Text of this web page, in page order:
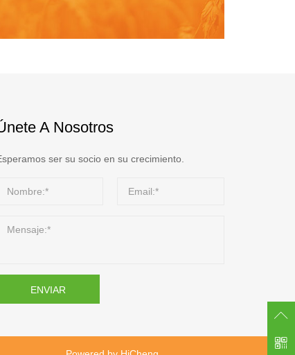
A Nosotros
ser su socio en su crecimiento.
ENVIAR